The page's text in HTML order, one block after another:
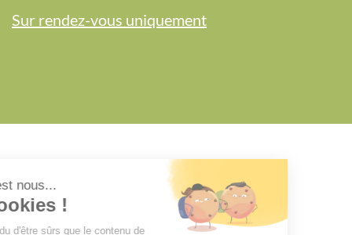
Sur rendez-vous uniquement